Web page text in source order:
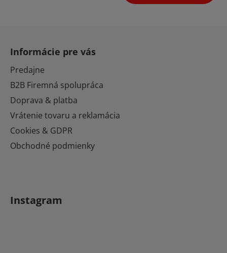
Informácie pre vás
Predajne
B2B Firemná spolupráca
Doprava & platba
Vrátenie tovaru a reklamácia
Cookies & GDPR
Obchodné podmienky
Instagram